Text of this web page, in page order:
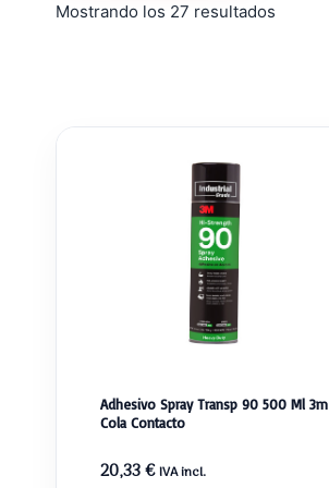
Mostrando los 27 resultados
Adhesivo Spray Transp 90 500 Ml 3m
Cola Contacto
20,33€ IVA incl.